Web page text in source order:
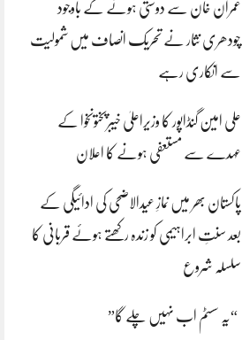
عمران خان سے دوستی ہونے کے باوجود
چودھری نثار نے تحریک انصاف میں شمولیت
سے انکاری رہے
علی امین گنڈاپور کا وزیراعلیٰ خیبرپختونخوا کے
عہدے سے مستعفی ہونے کا اعلان
پاکستان بھر میں نمازِ عیدالاضحی کی ادائیگی کے
بعد سنتِ ابراہیمی کو زندہ رکھتے ہوئے قربانی کا
سلسلہ شروع
“یہ سسٹم اب نہیں چلے گا”